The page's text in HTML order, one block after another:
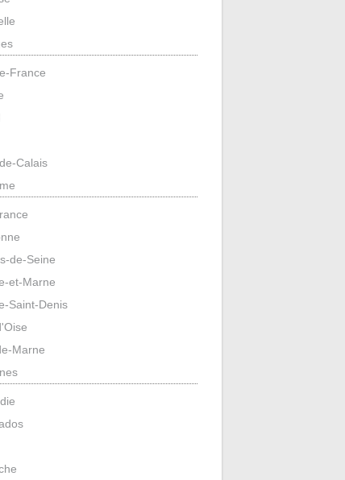
France
Calais
de-Seine
et-Marne
Saint-Denis
Marne